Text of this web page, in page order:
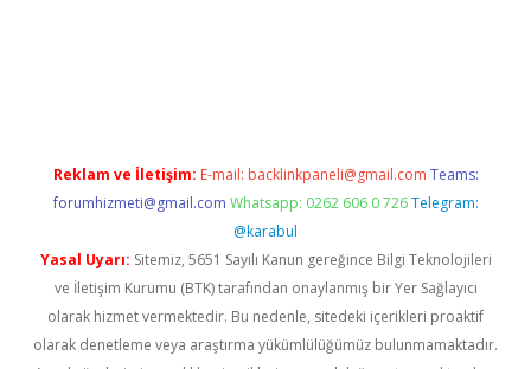
Reklam ve İletişim: E-mail: backlinkpaneli@gmail.com Teams:
forumhizmeti@gmail.com Whatsapp: 0262 606 0 726 Telegram:
@karabul
Yasal Uyarı: Sitemiz, 5651 Sayılı Kanun gereğince Bilgi Teknolojileri
ve İletişim Kurumu (BTK) tarafından onaylanmış bir Yer Sağlayıcı
olarak hizmet vermektedir. Bu nedenle, sitedeki içerikleri proaktif
olarak denetleme veya araştırma yükümlülüğümüz bulunmamaktadır.